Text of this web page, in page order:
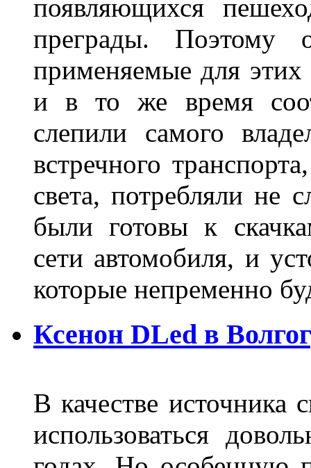
появляющихся
преграды. Поэтому
применяемые для
и в то же время
слепили самого
встречного
света, потребляли не
были готовы к
сети автомобиля, и
которые непременно
Ксенон DLed в
В качестве источника
использоваться